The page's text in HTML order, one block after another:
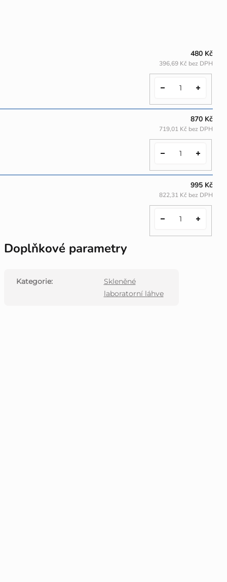
480 Kč
396,69 Kč bez DPH
870 Kč
719,01 Kč bez DPH
995 Kč
822,31 Kč bez DPH
Doplňkové parametry
Kategorie:
Skleněné
laboratorní láhve